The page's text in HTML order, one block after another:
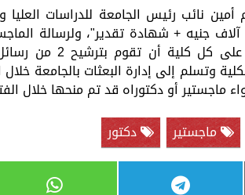
أمين نائب رئيس الجامعة للدراسات
أو دكتوراه قد تم منحها خلال الفترة من 1/4/2025 حتى
ماجستير دكتور